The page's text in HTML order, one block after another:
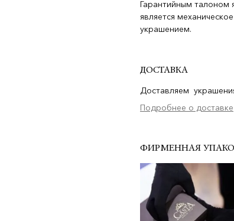
Гарантийным талоном
является
украшением.
ДОСТАВКА
Доставляем
Подробнее о доставке
ФИРМЕННАЯ